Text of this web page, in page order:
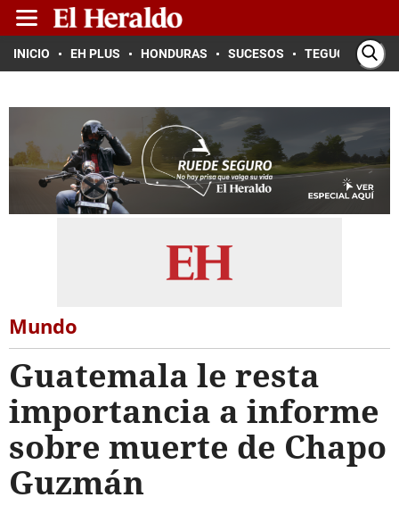
INICIO EH PLUS HONDURAS SUCESOS TEGUCIGALPA
Mundo
Guatemala le resta
importancia a informe
sobre muerte de Chapo
Guzmán